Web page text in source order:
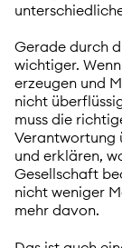
Gerade durch
wichtiger.
erzeugen und
nicht
muss die
Verantwortung
und erklären,
Gesellschaft
nicht weniger
mehr davon.